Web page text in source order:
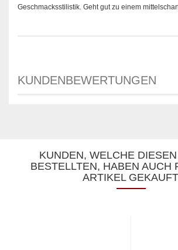
Geschmacksstilistik. Geht gut zu einem
KUNDENBEWERTUNGEN
KUNDEN, WELCHE
BESTELLTEN, HABEN AUCH
ARTIKEL